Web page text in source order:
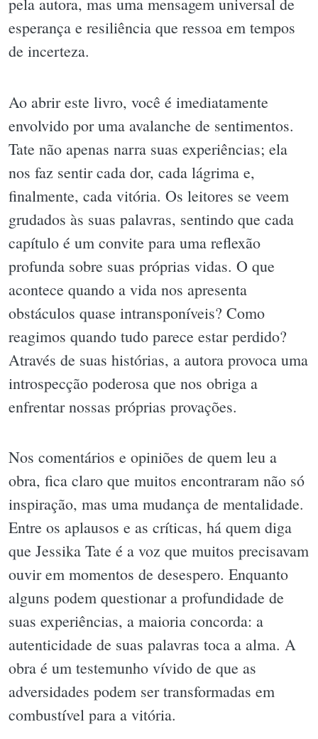
esperança e resiliência que ressoa em tempos
de incerteza.
Ao abrir este livro, você é imediatamente
envolvido por uma avalanche de sentimentos.
Tate não apenas narra suas experiências; ela
nos faz sentir cada dor, cada lágrima e,
finalmente, cada vitória. Os leitores se veem
grudados às suas palavras, sentindo que cada
capítulo é um convite para uma reflexão
profunda sobre suas próprias vidas. O que
acontece quando a vida nos apresenta
obstáculos quase intransponíveis? Como
reagimos quando tudo parece estar perdido?
Através de suas histórias, a autora provoca uma
introspecção poderosa que nos obriga a
enfrentar nossas próprias provações.
Nos comentários e opiniões de quem leu a
obra, fica claro que muitos encontraram não só
inspiração, mas uma mudança de mentalidade.
Entre os aplausos e as críticas, há quem diga
que Jessika Tate é a voz que muitos precisavam
ouvir em momentos de desespero. Enquanto
alguns podem questionar a profundidade de
suas experiências, a maioria concorda: a
autenticidade de suas palavras toca a alma. A
obra é um testemunho vívido de que as
adversidades podem ser transformadas em
combustível para a vitória.